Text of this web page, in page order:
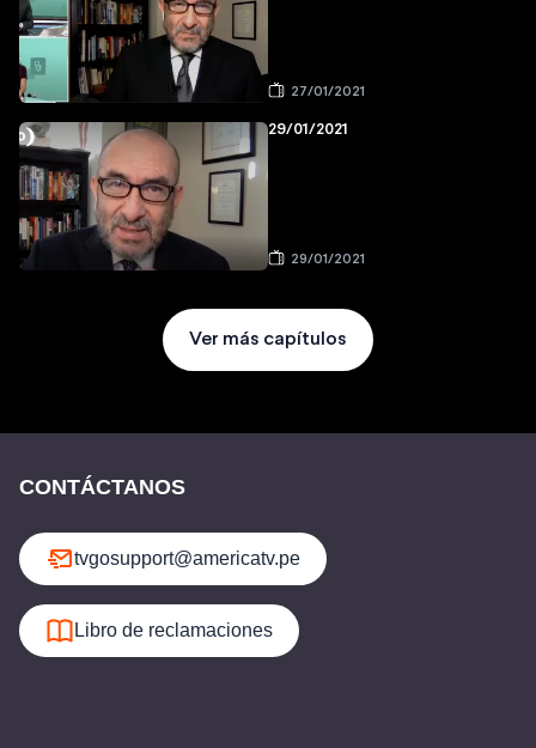
27/01/2021
29/01/2021
29/01/2021
Ver más capítulos
CONTÁCTANOS
tvgosupport@americatv.pe
Libro de reclamaciones